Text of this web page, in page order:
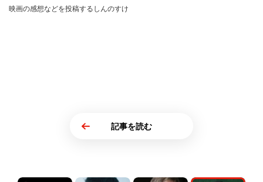
映画の感想などを投稿するしんのすけ
記事を読む